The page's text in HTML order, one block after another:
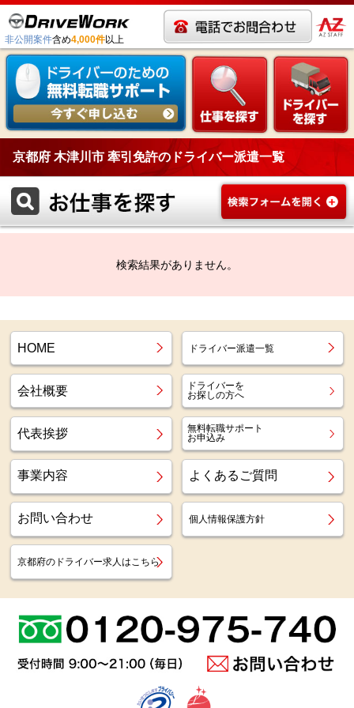
非公開案件含め4,000件以上
京都府 木津川市 牽引免許のドライバー派遣一覧
検索結果がありません。
HOME ドライバー派遣一覧
会社概要
ドライバーを
お探しの方へ
代表挨拶
無料転職サポート
お申込み
事業内容 よくあるご質問
お問い合わせ 個人情報保護方針
京都府のドライバー求人はこちら